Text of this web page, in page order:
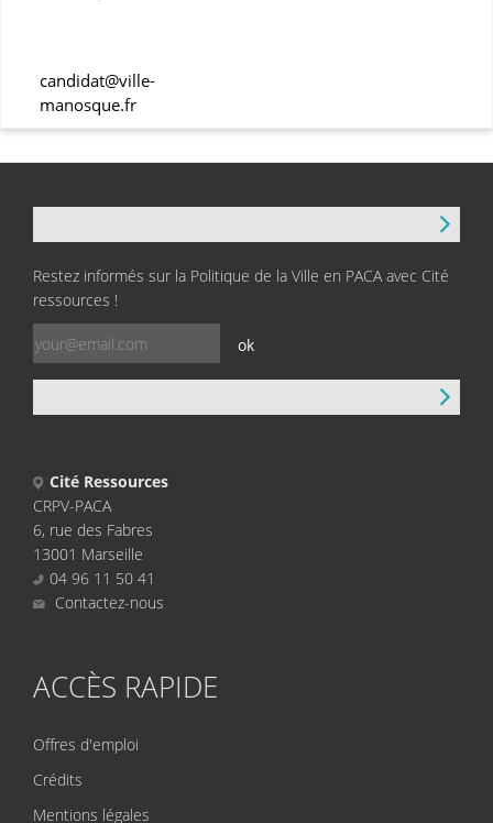
candidat@ville-
manosque.fr
Restez informés sur la Politique de la Ville en PACA avec Cité
ressources !
ok
Cité Ressources
CRPV-PACA
6, rue des Fabres
13001 Marseille
04 96 11 50 41
Contactez-nous
ACCÈS RAPIDE
Offres d'emploi
Crédits
Mentions légales